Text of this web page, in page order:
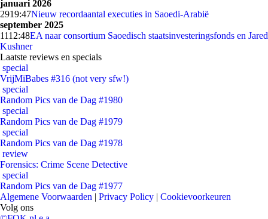
januari 2026
2919:47Nieuw recordaantal executies in Saoedi-Arabië
september 2025
1112:48EA naar consortium Saoedisch staatsinvesteringsfonds en Jared
Kushner
Laatste reviews en specials
special
VrijMiBabes #316 (not very sfw!)
special
Random Pics van de Dag #1980
special
Random Pics van de Dag #1979
special
Random Pics van de Dag #1978
review
Forensics: Crime Scene Detective
special
Random Pics van de Dag #1977
Algemene Voorwaarden | Privacy Policy | Cookievoorkeuren
Volg ons